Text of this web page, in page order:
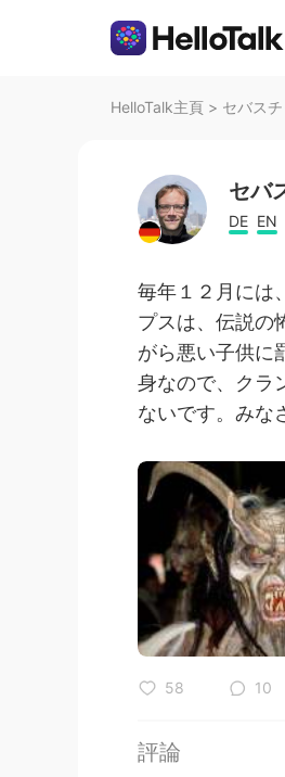
HelloTalk主頁 > セバス
セバ
DE EN
毎年１２月には
プスは、伝説の
がら悪い子供に
身なので、クラ
ないです。みな
58 10
評論